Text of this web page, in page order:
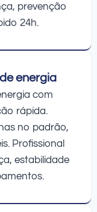
prevenção
24h.
energia
com
rápida.
no padrão,
Profissional
estabilidade